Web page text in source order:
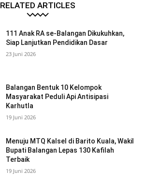
RELATED ARTICLES
111 Anak RA se-Balangan Dikukuhkan,
Siap Lanjutkan Pendidikan Dasar
23 Juni 2026
Balangan Bentuk 10 Kelompok
Masyarakat Peduli Api Antisipasi
Karhutla
19 Juni 2026
Menuju MTQ Kalsel di Barito Kuala, Wakil
Bupati Balangan Lepas 130 Kafilah
Terbaik
19 Juni 2026